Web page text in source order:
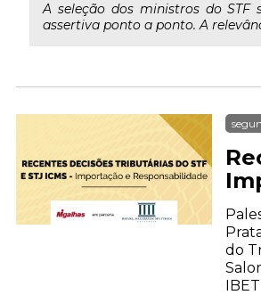
A seleção dos ministros do
assertiva ponto a ponto. A
do
IBET